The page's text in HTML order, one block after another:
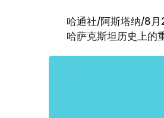
哈通社/阿斯塔纳/8
哈萨克斯坦历史上的